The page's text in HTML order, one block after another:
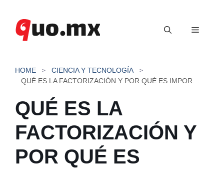
contenido
Menú
HOME
CIENCIA Y TECNOLOGÍA
QUÉ ES LA
FACTORIZACIÓN Y
POR QUÉ ES